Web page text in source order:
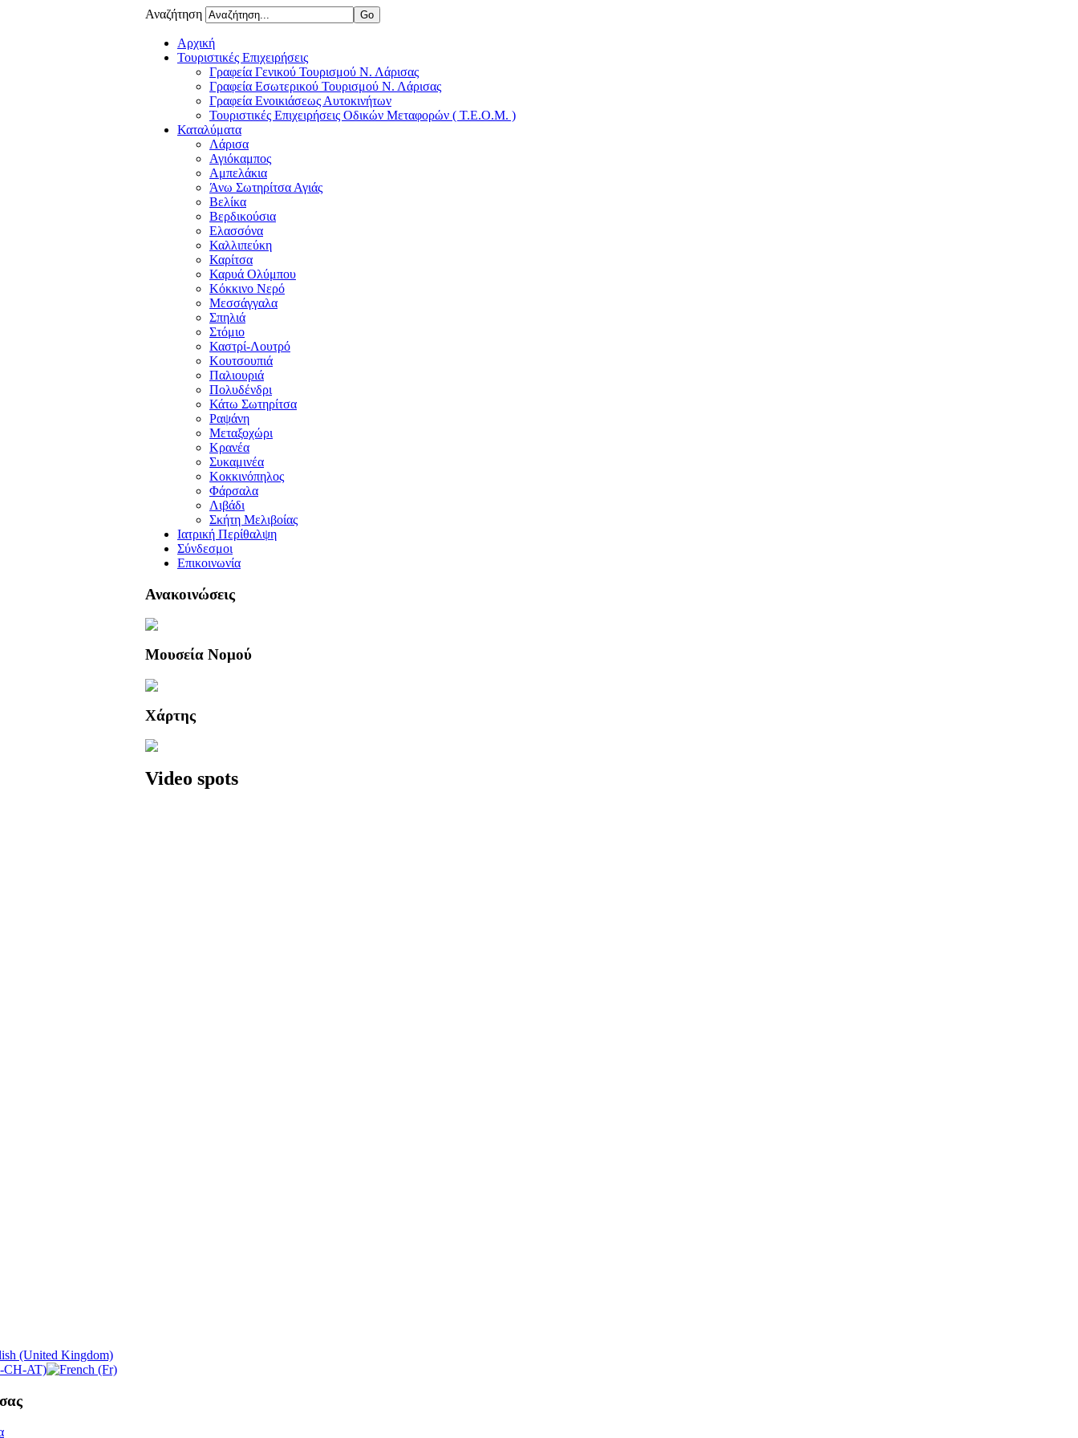
Αναζήτηση
Αρχική
Τουριστικές Επιχειρήσεις
Γραφεία Γενικού Τουρισμού Ν. Λάρισας
Γραφεία Εσωτερικού Τουρισμού Ν. Λάρισας
Γραφεία Ενοικιάσεως Αυτοκινήτων
Τουριστικές Επιχειρήσεις Οδικών Μεταφορών ( Τ.Ε.Ο.Μ. )
Καταλύματα
Λάρισα
Αγιόκαμπος
Αμπελάκια
Άνω Σωτηρίτσα Αγιάς
Βελίκα
Βερδικούσια
Ελασσόνα
Καλλιπεύκη
Καρίτσα
Καρυά Ολύμπου
Κόκκινο Νερό
Μεσσάγγαλα
Σπηλιά
Στόμιο
Καστρί-Λουτρό
Κουτσουπιά
Παλιουριά
Πολυδένδρι
Κάτω Σωτηρίτσα
Ραψάνη
Μεταξοχώρι
Κρανέα
Συκαμινέα
Κοκκινόπηλος
Φάρσαλα
Λιβάδι
Σκήτη Μελιβοίας
Ιατρική Περίθαλψη
Σύνδεσμοι
Επικοινωνία
Ανακοινώσεις
Μουσεία Νομού
Χάρτης
Video spots